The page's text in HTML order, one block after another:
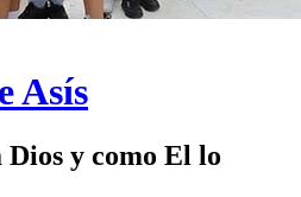
Asís
y como El lo